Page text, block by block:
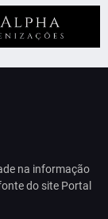
na informação
do site Portal